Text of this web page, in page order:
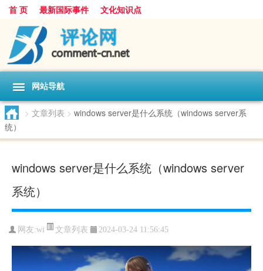
首 页 最新国际事件 文化知识点
网站导航
> 文章列表 > windows server是什么系统（windows server系
统）
windows server是什么系统（windows server
系统）
网友:wi 文章列表 2024-03-24 11:56:45